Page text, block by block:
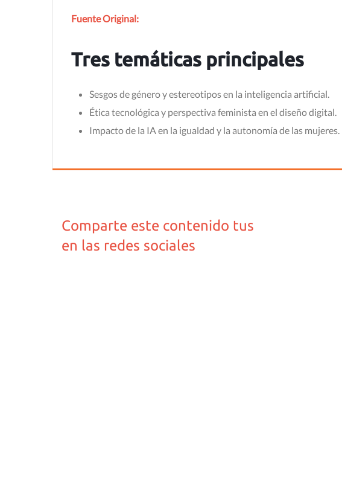
Fuente Original:
Tres temáticas principales
Sesgos de género y estereotipos en la inteligencia artificial.
Ética tecnológica y perspectiva feminista en el diseño digital.
Impacto de la IA en la igualdad y la autonomía de las mujeres.
Comparte este contenido tus
en las redes sociales